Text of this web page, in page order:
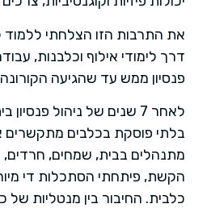
את התרבות הזו הצלחתי ללמוד
דרך לימודי אילוף וכלבנות,
פנסיון ממש עד שהגיעה
לאחר 7 שנים של ניהול
בלתי פוסקת בכלבים מתקשרים
מתנהלים בבית, שמחים, חרדים,
הקשת, פיתחתי הסתכלות די
כלבית. החיבור בין מנטליות של